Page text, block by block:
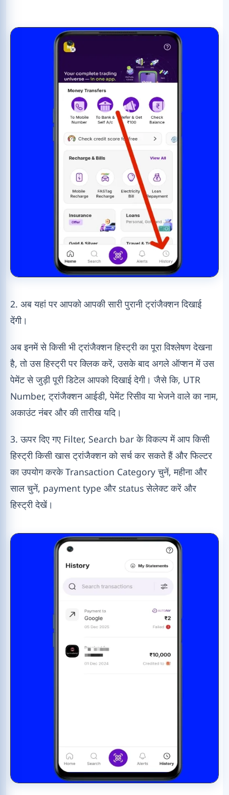
2. अब यहां पर आपको आपकी सारी पुरानी ट्रांजैक्शन दिखाई
देंगी।
अब इनमें से किसी भी ट्रांजैक्शन हिस्ट्री का पूरा विश्लेषण देखना
है, तो उस हिस्ट्री पर क्लिक करें, उसके बाद अगले ऑप्शन में उस
पेमेंट से जुड़ी पूरी डिटेल आपको दिखाई देगी। जैसे कि, UTR
Number, ट्रांजैक्शन आईडी, पेमेंट रिसीव या भेजने वाले का नाम,
अकाउंट नंबर और की तारीख यदि।
3. ऊपर दिए गए Filter, Search bar के विकल्प में आप किसी
हिस्ट्री किसी खास ट्रांजैक्शन को सर्च कर सकते हैं और फिल्टर
का उपयोग करके Transaction Category चुनें, महीना और
साल चुनें, payment type और status सेलेक्ट करें और
हिस्ट्री देखें।